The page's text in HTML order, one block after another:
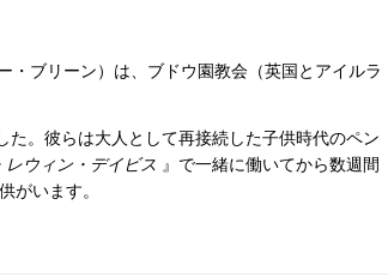
・ブリーン）は、ブドウ園教会（英国とアイルラ
。彼らは大人として再接続した子供時代のペン
レウィン・デイビス 』で一緒に働いてから数週間
がいます。